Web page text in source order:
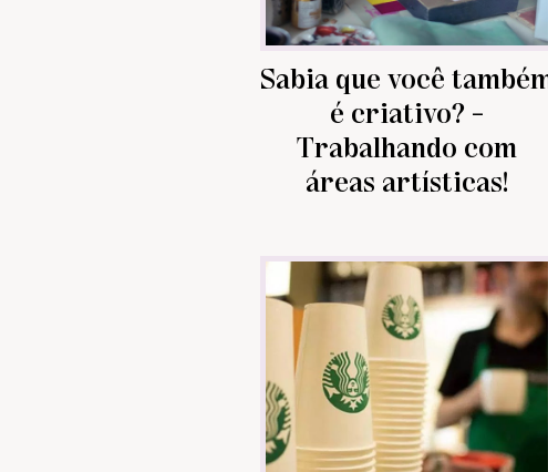
Sabia que você
é criativo? -
Trabalhando com
áreas artísticas!